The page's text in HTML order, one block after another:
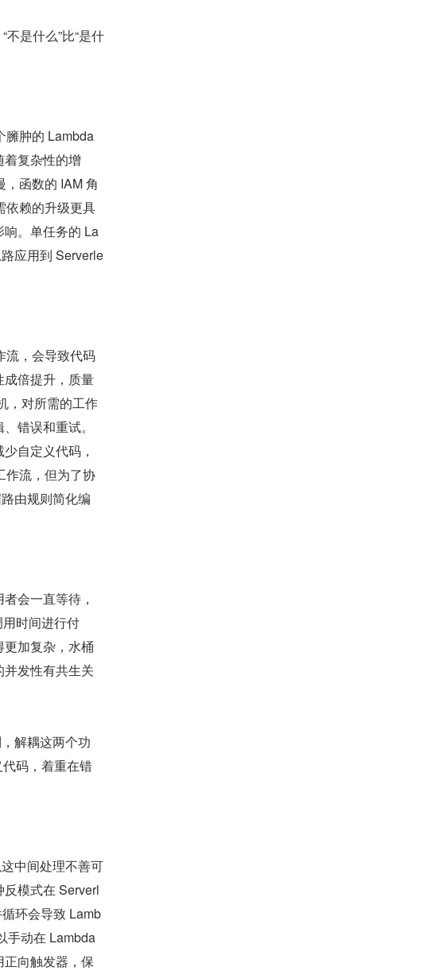
是什么”比“是什
臃肿的 Lambda
复杂性的增
函数的 IAM 角
依赖的升级更具
。单任务的 La
应用到 Serverle
流，会导致代码
倍提升，质量
，对所需的工作
错误和重试。
自定义代码，
作流，但为了协
由规则简化编
会一直等待，
时间进行付
加复杂，水桶
发性有共生关
解耦这两个功
码，着重在错
中间处理不善可
模式在 Serverl
环会导致 Lamb
手动在 Lambda
正向触发器，保